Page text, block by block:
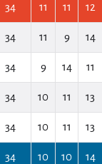
34 11 11 12
34 11 9 14
34 9 14 11
34 10 11 13
34 10 11 13
34 10 10 14